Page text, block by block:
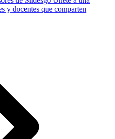
y docentes que comparten